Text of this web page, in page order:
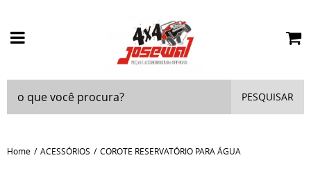
PESQUISAR
Home ACESSÓRIOS COROTE RESERVATÓRIO PARA ÁGUA